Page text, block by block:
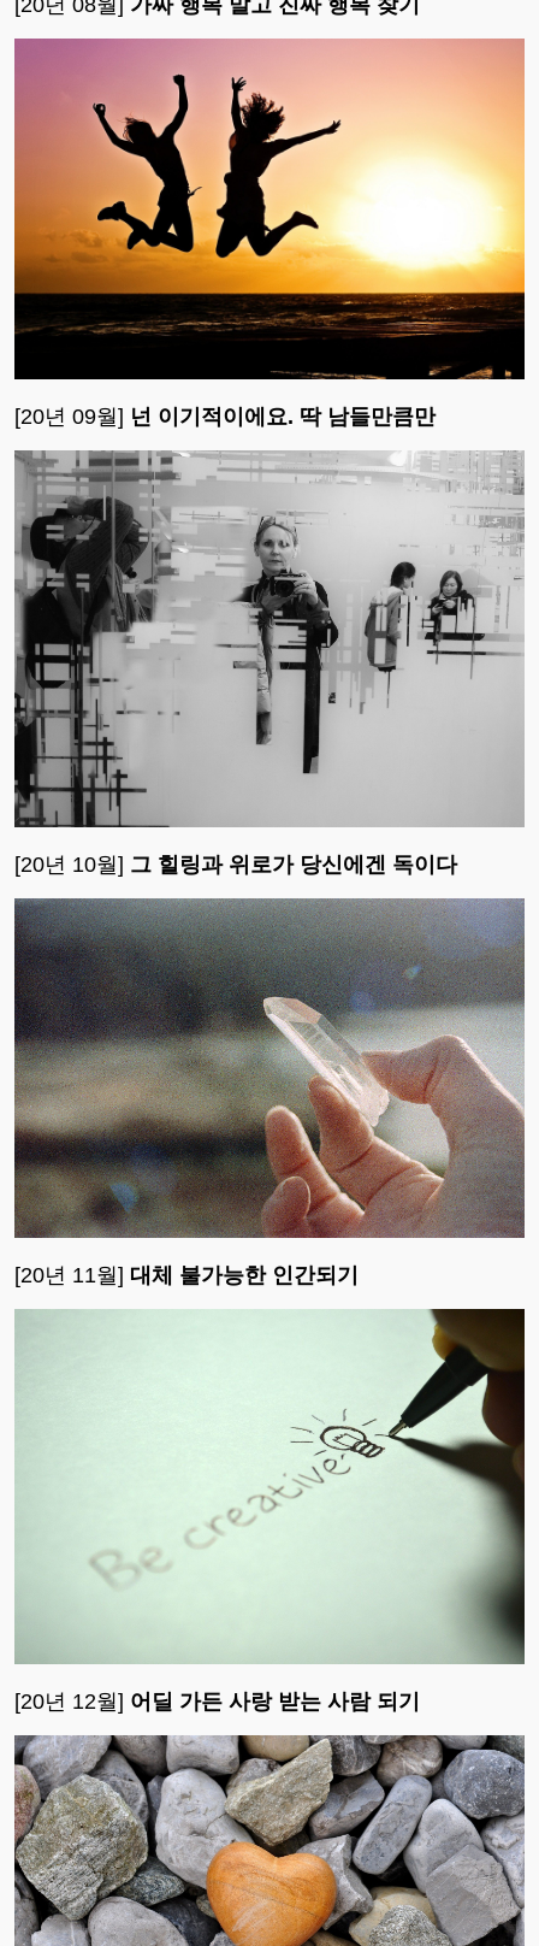
[20년 08월] 가짜 행복 말고 진짜 행복 찾기
[20년 09월] 넌 이기적이에요. 딱 남들만큼만
[20년 10월] 그 힐링과 위로가 당신에겐 독이다
[20년 11월] 대체 불가능한 인간되기
[20년 12월] 어딜 가든 사랑 받는 사람 되기